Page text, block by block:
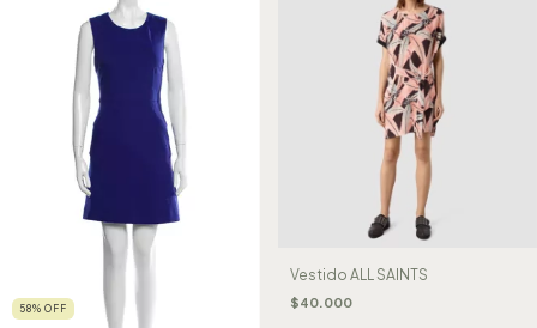
58% OFF
Vestido ALL SAINTS
$40.000